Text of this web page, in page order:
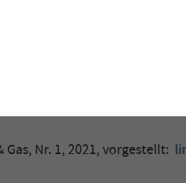
um etwa 20 % im
Nr. 1, 2021, vorgestellt: